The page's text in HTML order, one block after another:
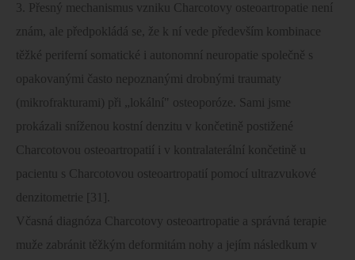
3. Přesný mechanismus vzniku Charcotovy osteoartropatie není
znám, ale předpokládá se, že k ní vede především kombinace
těžké periferní somatické i autonomní neuropatie společně s
opakovanými často nepoznanými drobnými traumaty
(mikrofrakturami) při „lokální" osteoporóze. Sami jsme
prokázali sníženou kostní denzitu v končetině postižené
Charcotovou osteoartropatií i v kontralaterální končetině u
pacientu s Charcotovou osteoartropatií pomocí ultrazvukové
denzitometrie [31].
Včasná diagnóza Charcotovy osteoartropatie a správná terapie
muže zabránit těžkým deformitám nohy a jejím následkum v